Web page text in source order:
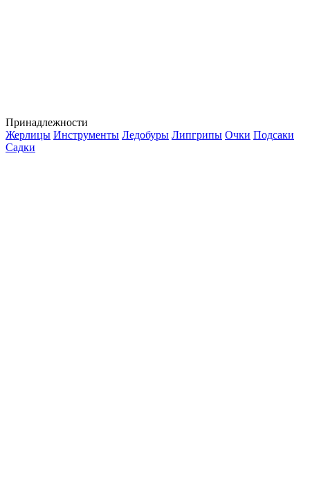
Принадлежности
Жерлицы Инструменты Ледобуры Липгрипы Очки Подсаки
Садки